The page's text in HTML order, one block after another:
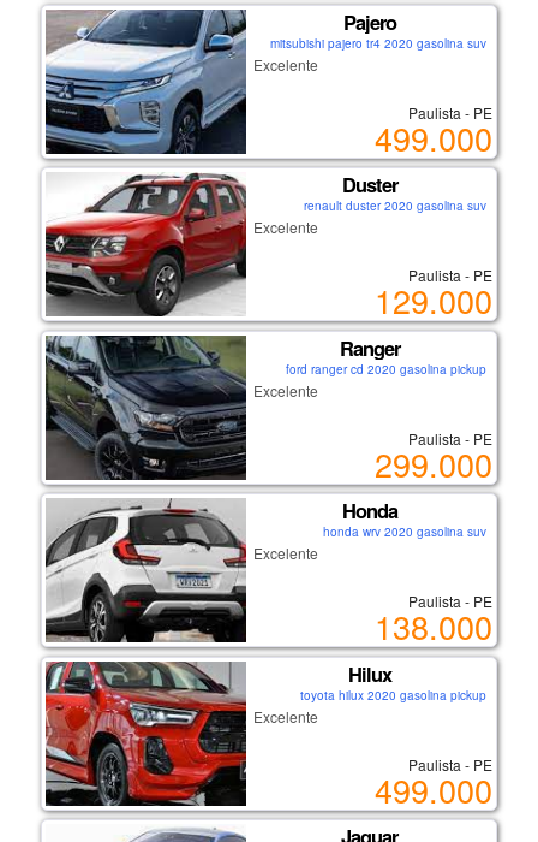
Pajero
mitsubishi pajero tr4 2020 gasolina suv
Excelente
Paulista - PE
499.000
Duster
renault duster 2020 gasolina suv
Excelente
Paulista - PE
129.000
Ranger
ford ranger cd 2020 gasolina pickup
Excelente
Paulista - PE
299.000
Honda
honda wrv 2020 gasolina suv
Excelente
Paulista - PE
138.000
Hilux
toyota hilux 2020 gasolina pickup
Excelente
Paulista - PE
499.000
Jaguar